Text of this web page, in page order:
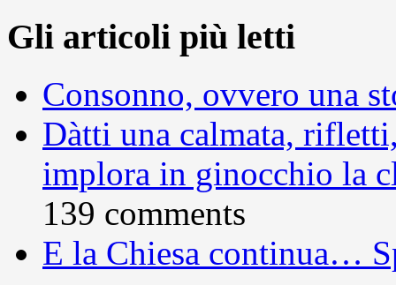
Gli articoli più letti
Consonno, ovvero una
Dàtti una calmata,
implora in ginocchio la
139 comments
E la Chiesa continua…